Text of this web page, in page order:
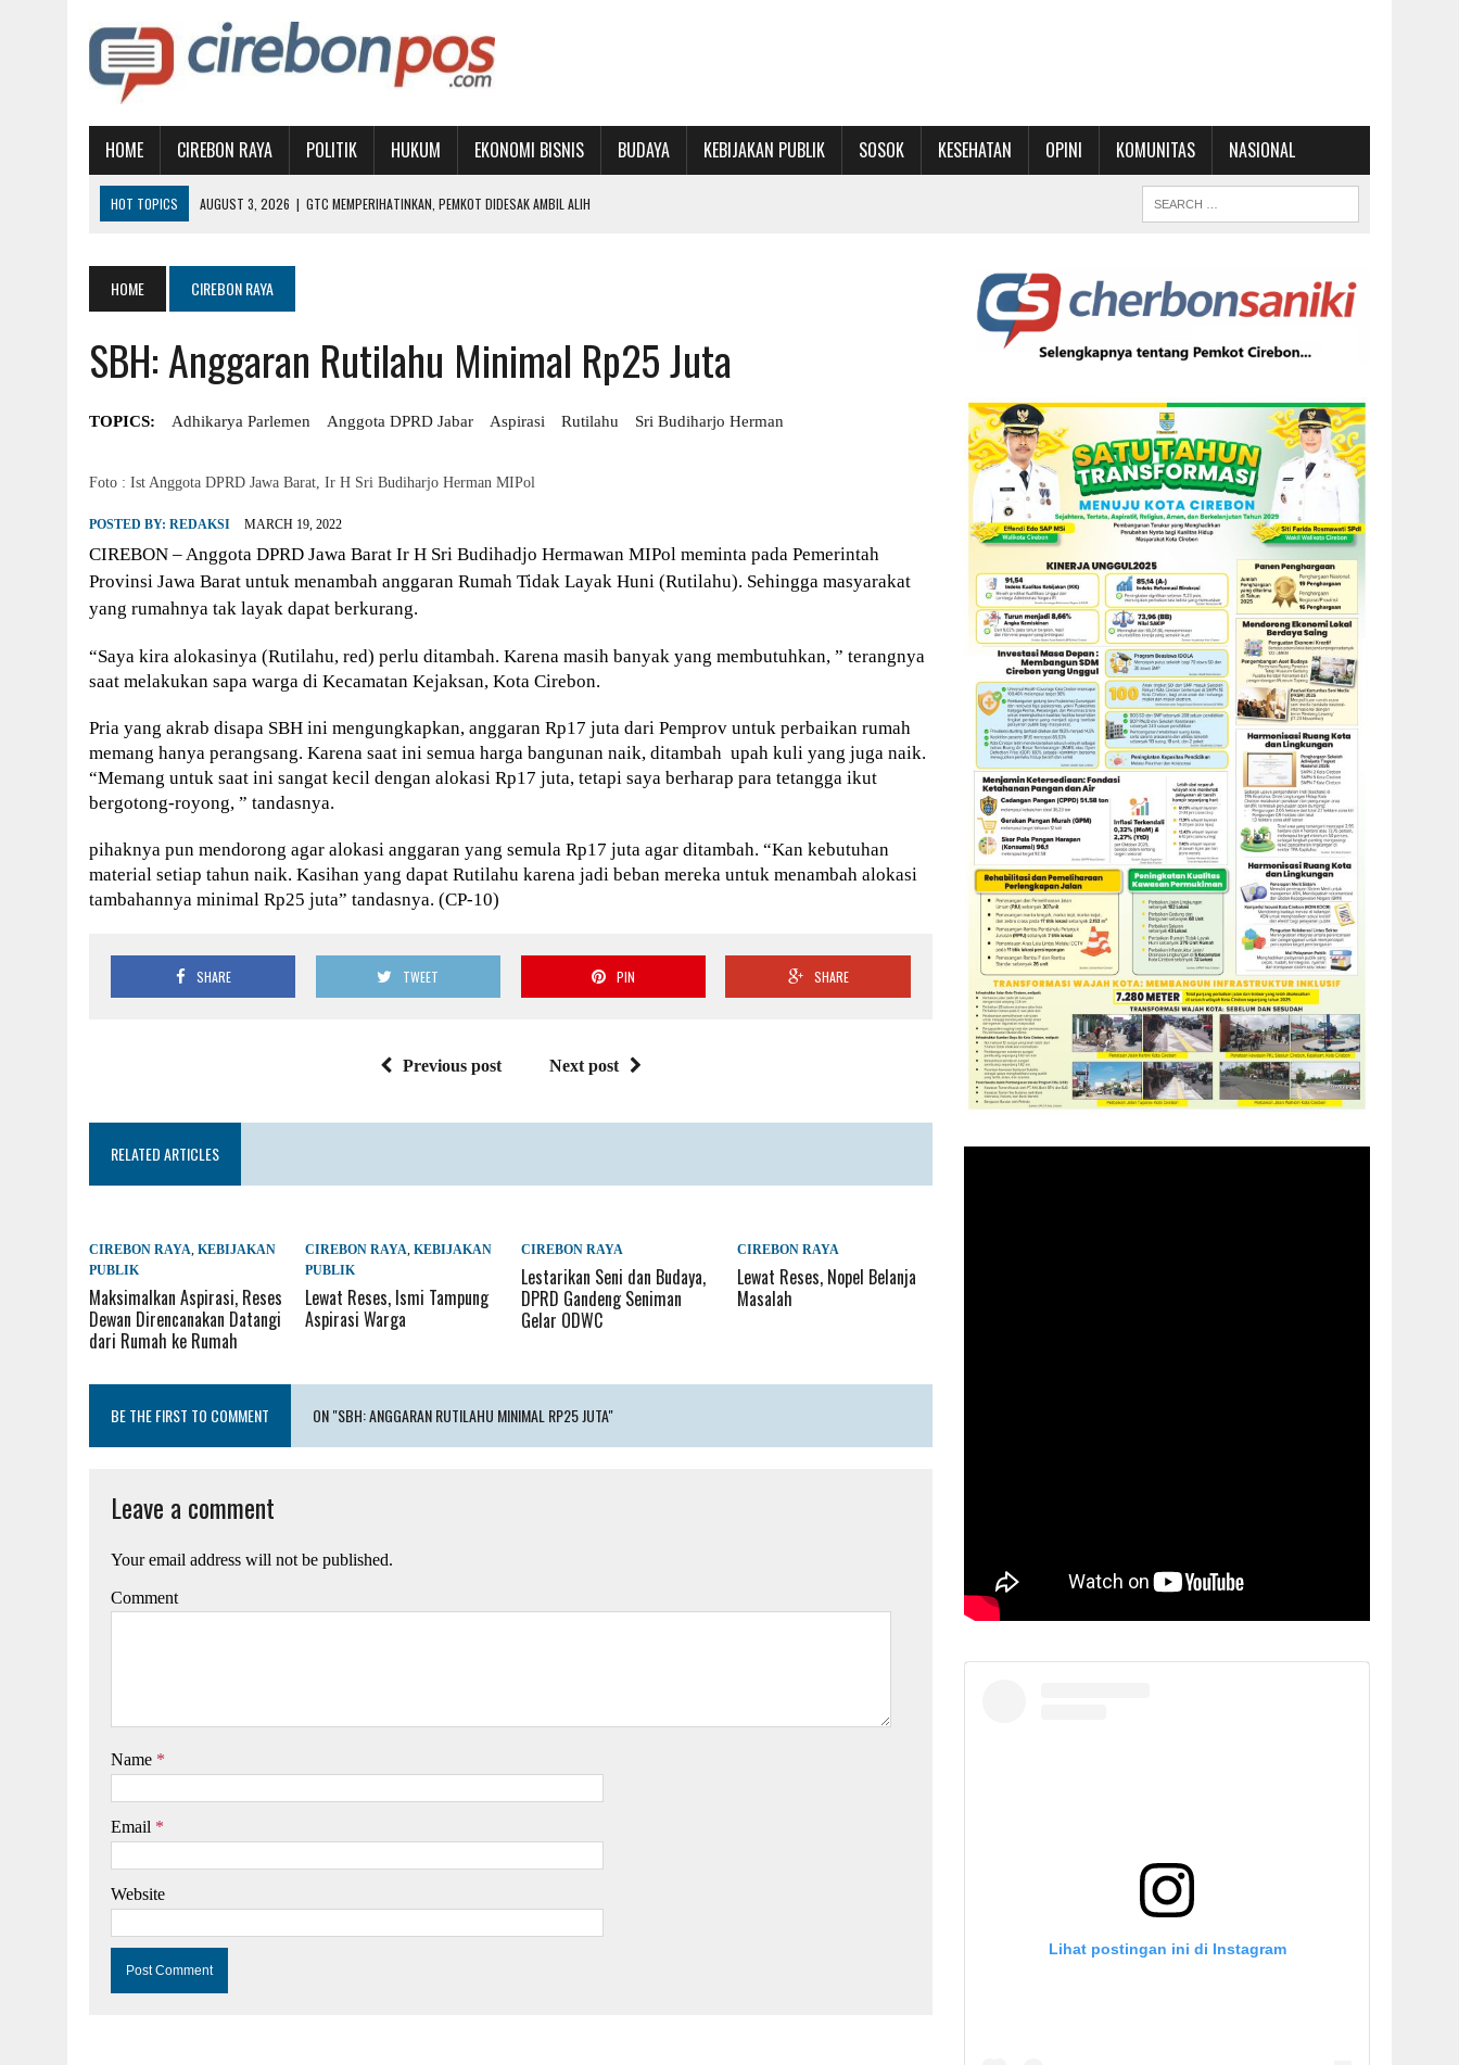
HOME CIREBON RAYA POLITIK HUKUM EKONOMI BISNIS BUDAYA KEBIJAKAN PUBLIK SOSOK KESEHATAN OPINI KOMUNITAS NASIONAL
HOT TOPICS AUGUST 3, 2026 | GTC MEMPERIHATINKAN, PEMKOT DIDESAK AMBIL ALIH
JULY 30, 2026 | BISA TINGKATKAN PAD, KETUA FRAKSI PDIP MINTA ASET KAWASAN STADION BIMA DIKELOLA PROFESIONAL
AUGUST 5, 2026
INGATKAN PEMKAB, AKADEMISI: JANGAN JADIKAN PENINGKATAN PAD SEBATAS RETORIKA TAHUNAN
HOME CIREBON RAYA
SBH: Anggaran Rutilahu Minimal Rp25 Juta
TOPICS: Adhikarya Parlemen Anggota DPRD Jabar Aspirasi Rutilahu Sri Budiharjo Herman
Foto : Ist Anggota DPRD Jawa Barat, Ir H Sri Budiharjo Herman MIPol
POSTED BY: REDAKSI MARCH 19, 2022
CIREBON – Anggota DPRD Jawa Barat Ir H Sri Budihadjo Hermawan MIPol meminta pada Pemerintah
Provinsi Jawa Barat untuk menambah anggaran Rumah Tidak Layak Huni (Rutilahu). Sehingga masyarakat
yang rumahnya tak layak dapat berkurang.
“Saya kira alokasinya (Rutilahu, red) perlu ditambah. Karena masih banyak yang membutuhkan, ” terangnya
saat melakukan sapa warga di Kecamatan Kejaksan, Kota Cirebon.
Pria yang akrab disapa SBH ini mengungkapkan, anggaran Rp17 juta dari Pemprov untuk perbaikan rumah
memang hanya perangsang. Karena saat ini semua harga bangunan naik, ditambah upah kuli yang juga naik.
“Memang untuk saat ini sangat kecil dengan alokasi Rp17 juta, tetapi saya berharap para tetangga ikut
bergotong-royong, ” tandasnya.
pihaknya pun mendorong agar alokasi anggaran yang semula Rp17 juta agar ditambah. “Kan kebutuhan
material setiap tahun naik. Kasihan yang dapat Rutilahu karena jadi beban mereka untuk menambah alokasi
tambahannya minimal Rp25 juta” tandasnya. (CP-10)
SHARE TWEET PIN SHARE
Previous post Next post
RELATED ARTICLES
CIREBON RAYA, KEBIJAKAN
PUBLIK
Maksimalkan Aspirasi, Reses
Dewan Direncanakan Datangi
dari Rumah ke Rumah
CIREBON RAYA,KEBIJAKAN
PUBLIK
Lewat Reses, Ismi Tampung
Aspirasi Warga
CIREBON RAYA
Lestarikan Seni dan Budaya,
DPRD Gandeng Seniman
Gelar ODWC
CIREBON RAYA
Lewat Reses, Nopel Belanja
Masalah
BE THE FIRST TO COMMENT ON "SBH: ANGGARAN RUTILAHU MINIMAL RP25 JUTA"
Leave a comment
Your email address will not be published.
Comment
Name *
Email *
Website
Lihat postingan ini di Instagram